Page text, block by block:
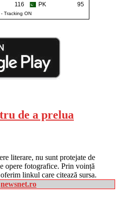
116 PK 95
- Tracking ON
de a prelua
literare, nu sunt protejate de
opere fotografice. Prin voință
linkul care citează sursa.
newsnet.ro